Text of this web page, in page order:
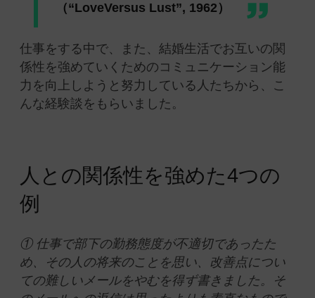
（“LoveVersus Lust”, 1962）
仕事をする中で、また、結婚生活でお互いの関
係性を強めていくためのコミュニケーション能
力を向上しようと努力している人たちから、こ
んな経験談をもらいました。
人との関係性を強めた4つの
例
① 仕事で部下の勤務態度が不適切であったた
め、その人の将来のことを思い、改善点につい
ての難しいメールをやむを得ず書きました。そ